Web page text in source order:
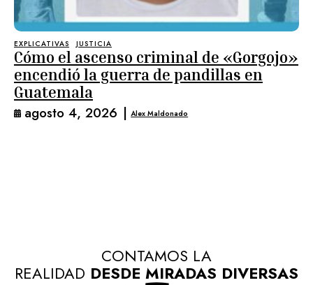
EXPLICATIVAS JUSTICIA
Cómo el ascenso criminal de «Gorgojo»
encendió la guerra de pandillas en
Guatemala
agosto 4, 2026 | Alex Maldonado
CONTAMOS LA
REALIDAD DESDE MIRADAS DIVERSAS